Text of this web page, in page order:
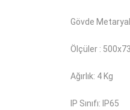
Gövde
Ölçüler :
Ağırlık: 4 Kg
IP Sınıfı: IP65